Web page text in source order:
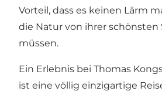
Vorteil, dass es keinen Lärm
die Natur von ihrer schönsten
müssen.
Ein Erlebnis bei Thomas
ist eine völlig einzigartige